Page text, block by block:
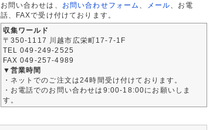
お問い合わせは、 お問い合わせフォーム メール 、お電
話、FAXで受け付けております。
収集ワールド
〒350-1117 川越市広栄町17-7-1F
TEL 049-249-2525
FAX 049-257-4989
▼営業時間
・ネットでのご注文は24時間受け付けております。
・お電話でのお問い合わせは9:00-18:00にお願いしま
す。